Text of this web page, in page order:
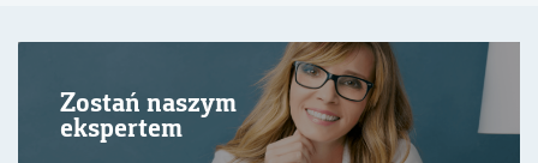
Zostań naszym
ekspertem